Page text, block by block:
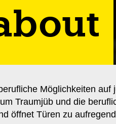
Möglichkeiten
Traumjüb und die
öffnet Türen zu